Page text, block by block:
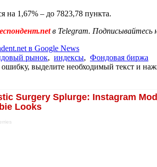
на 1,67% – до 7823,78 пункта.
в Telegram. Подписывайтесь
в Google News
рынок, индексы, Фондовая биржа
выделите необходимый текст и